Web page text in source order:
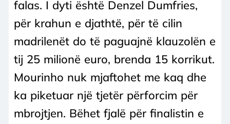
falas. I dyti është Denzel Dumfries,
për krahun e djathtë, për të cilin
madrilenët do të paguajnë klauzolën e
tij 25 milionë euro, brenda 15 korrikut.
Mourinho nuk mjaftohet me kaq dhe
ka piketuar një tjetër përforcim për
mbrojtjen. Bëhet fjalë për finalistin e